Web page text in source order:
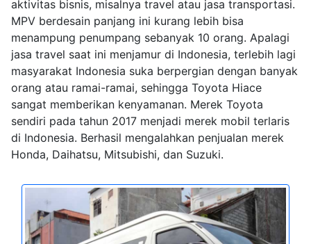
aktivitas bisnis, misalnya travel atau jasa transportasi.
MPV berdesain panjang ini kurang lebih bisa
menampung penumpang sebanyak 10 orang. Apalagi
jasa travel saat ini menjamur di Indonesia, terlebih lagi
masyarakat Indonesia suka berpergian dengan banyak
orang atau ramai-ramai, sehingga Toyota Hiace
sangat memberikan kenyamanan. Merek Toyota
sendiri pada tahun 2017 menjadi merek mobil terlaris
di Indonesia. Berhasil mengalahkan penjualan merek
Honda, Daihatsu, Mitsubishi, dan Suzuki.